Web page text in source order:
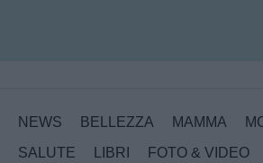
NEWS BELLEZZA MAMMA
SALUTE
LIBRI FOTO & VIDEO